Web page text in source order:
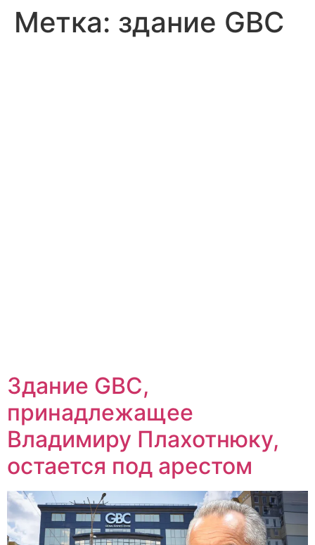
Метка: здание GBC
Здание GBC,
принадлежащее
Владимиру Плахотнюку,
остается под арестом